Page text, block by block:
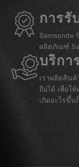
การรั
Samsonite
ผลิตภัณฑ์
บริกา
เราผลิตสิน
ถือได้ เพื่อใ
เกิดอะไรขึ้น